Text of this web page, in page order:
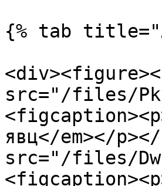
{% tab
src="/files/
явц</em></
src="/files/